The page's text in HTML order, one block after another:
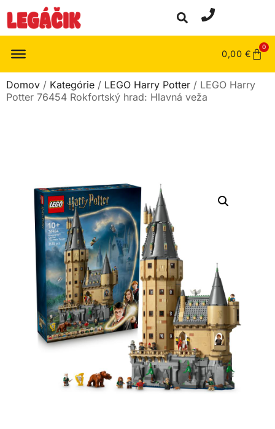
0,00 €
0
Domov / Kategórie / LEGO Harry Potter / LEGO Harry
Potter 76454 Rokfortský hrad: Hlavná veža